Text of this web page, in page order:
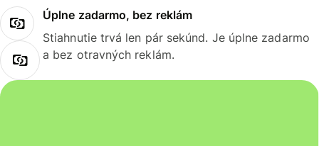
Úplne zadarmo, bez reklám
Stiahnutie trvá len pár sekúnd. Je úplne zadarmo
a bez otravných reklám.